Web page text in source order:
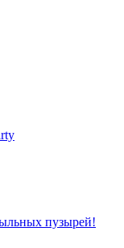
пузырей!